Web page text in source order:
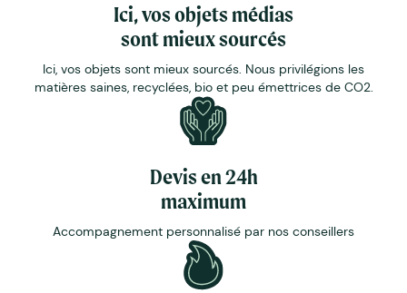
Ici, vos objets médias
sont mieux sourcés
Ici, vos objets sont mieux sourcés. Nous privilégions les
matières saines, recyclées, bio et peu émettrices de CO2.
Devis en 24h
maximum
Accompagnement personnalisé par nos conseillers